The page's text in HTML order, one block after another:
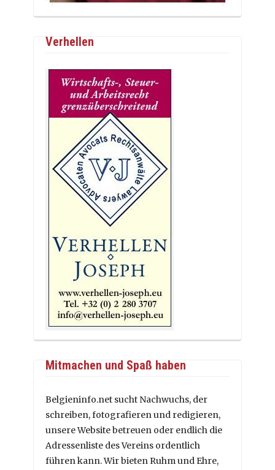
Verhellen
Mitmachen und Spaß haben
Belgieninfo.net sucht Nachwuchs, der
schreiben, fotografieren und redigieren,
unsere Website betreuen oder endlich die
Adressenliste des Vereins ordentlich
führen kann. Wir bieten Ruhm und Ehre,